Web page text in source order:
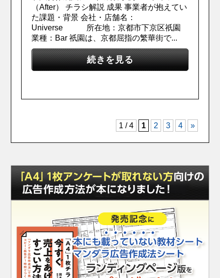
（After） チラシ解説 成果 事業者が抱えてい
た課題・背景 会社・店舗名：
Universe 所在地：京都市下京区祇園
業種：Bar 祇園は、京都屈指の繁華街で...
続きを見る
1 / 4 1 2 3 4 »